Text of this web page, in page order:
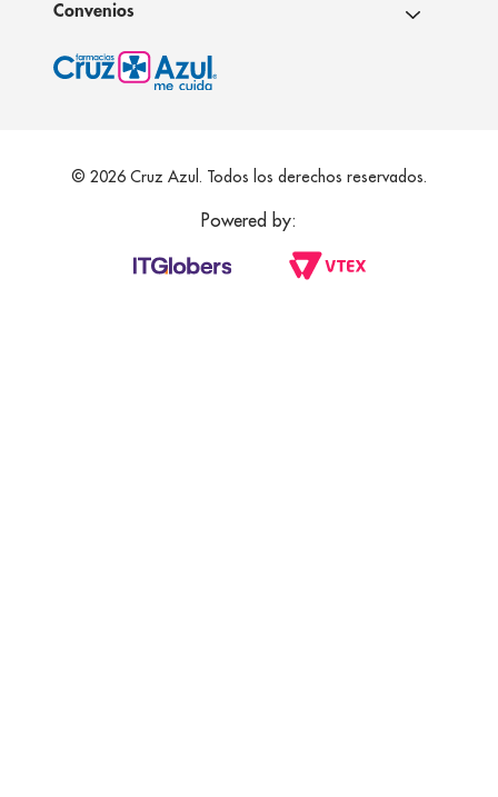
Convenios
© 2026 Cruz Azul. Todos los derechos reservados.
Powered by: